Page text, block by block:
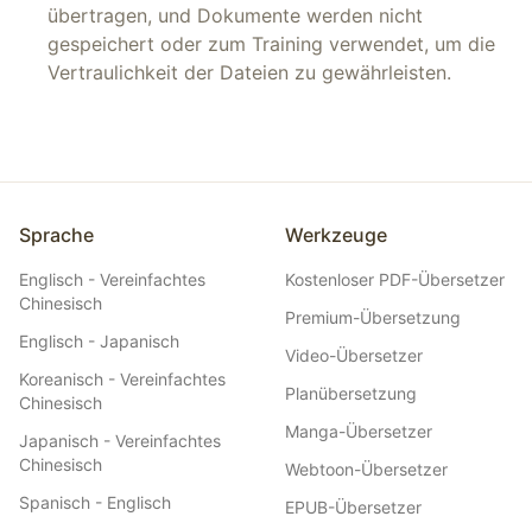
übertragen, und Dokumente werden nicht
gespeichert oder zum Training verwendet, um die
Vertraulichkeit der Dateien zu gewährleisten.
Sprache
Englisch - Vereinfachtes
Chinesisch
Englisch - Japanisch
Koreanisch - Vereinfachtes
Chinesisch
Japanisch - Vereinfachtes
Chinesisch
Spanisch - Englisch
Werkzeuge
Kostenloser PDF-Übersetzer
Premium-Übersetzung
Video-Übersetzer
Planübersetzung
Manga-Übersetzer
Webtoon-Übersetzer
EPUB-Übersetzer